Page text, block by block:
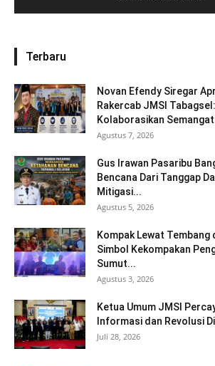
Terbaru
Novan Efendy Siregar
Rakercab JMSI
Kolaborasikan
Agustus 7, 2026
Gus Irawan Pasaribu
Bencana Dari Tanggap
Mitigasi...
Agustus 5, 2026
Kompak Lewat Tembang
Simbol Kekompakan
Sumut...
Agustus 3, 2026
Ketua Umum JMSI
Informasi dan Revolusi
Juli 28, 2026